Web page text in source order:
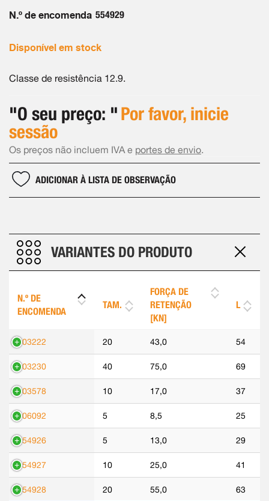
de
N.º de encomenda 554929
Disponível em stock
Classe de resistência 12.9.
"O seu preço: "Por favor, inicie
sessão
Os preços não incluem IVA e portes de envio.
ADICIONAR À LISTA DE OBSERVAÇÃO
VARIANTES DO PRODUTO
N.º DE
ENCOMENDA
TAM.
FORÇA DE
RETENÇÃO
[KN]
L
303222 20 43,0 54
303230 40 75,0 69
303578 10 17,0 37
306092 5 8,5 25
554926 5 13,0 29
554927 10 25,0 41
554928 20 55,0 63